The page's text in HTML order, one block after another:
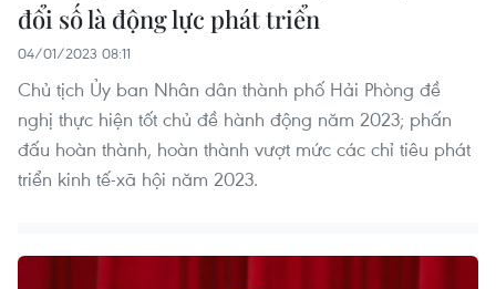
đổi số là động lực phát triển
04/01/2023 08:11
Chủ tịch Ủy ban Nhân dân thành phố Hải Phòng đề
nghị thực hiện tốt chủ đề hành động năm 2023; phấn
đấu hoàn thành, hoàn thành vượt mức các chỉ tiêu phát
triển kinh tế-xã hội năm 2023.